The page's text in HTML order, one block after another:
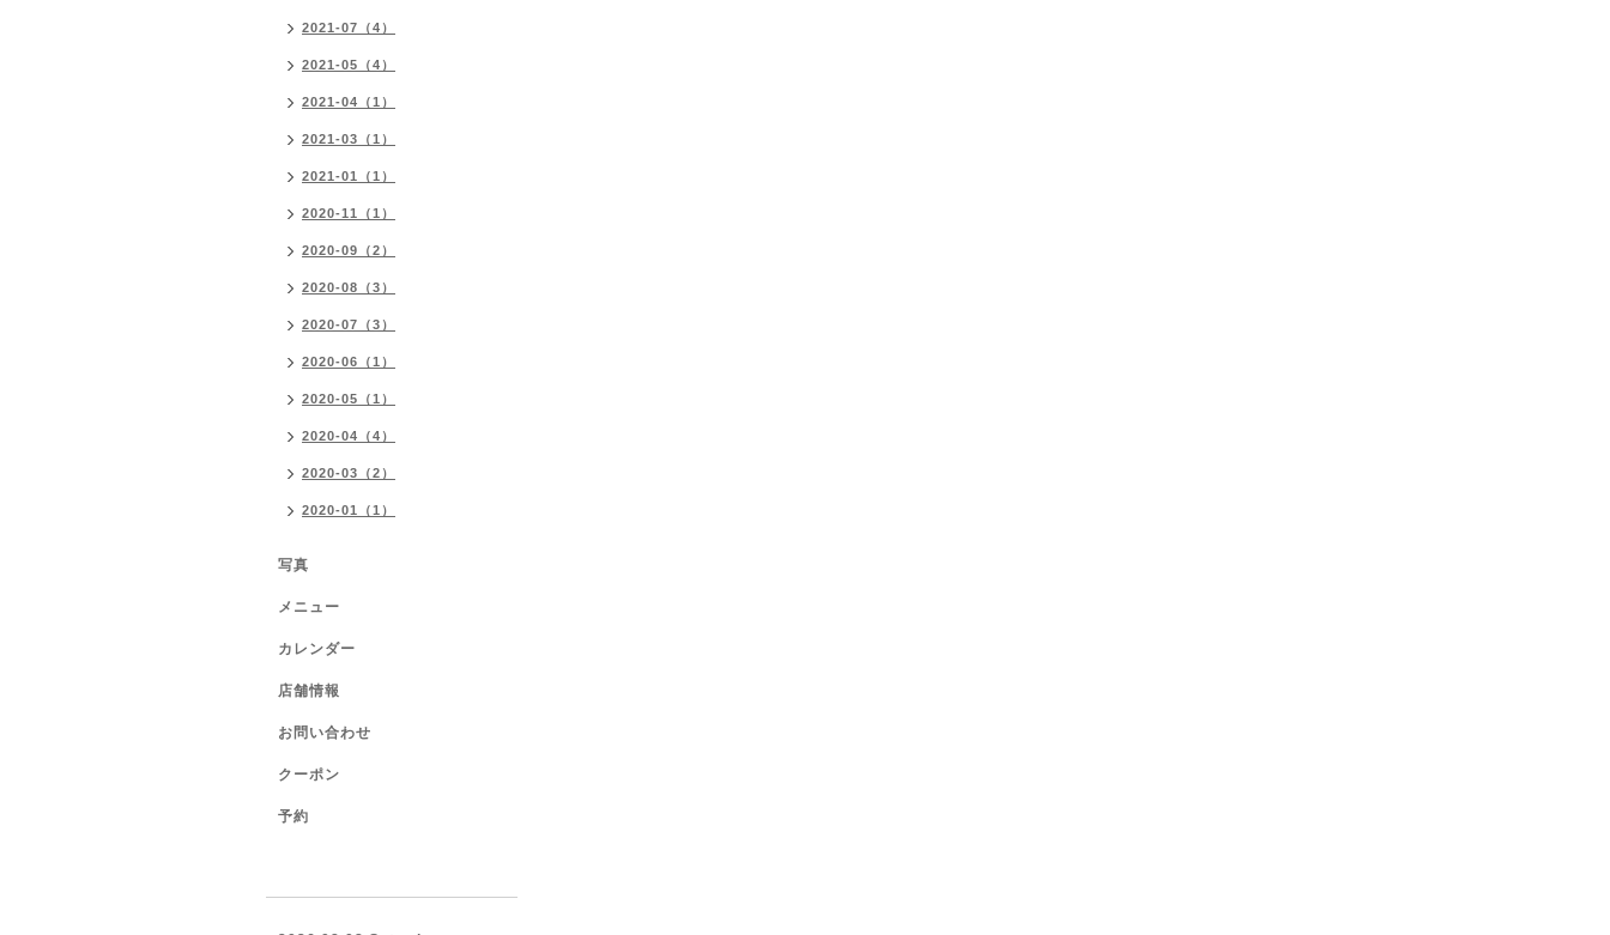
2021-07（4）
2021-05（4）
2021-04（1）
2021-03（1）
2021-01（1）
2020-11（1）
2020-09（2）
2020-08（3）
2020-07（3）
2020-06（1）
2020-05（1）
2020-04（4）
2020-03（2）
2020-01（1）
写真
メニュー
カレンダー
店舗情報
お問い合わせ
クーポン
予約